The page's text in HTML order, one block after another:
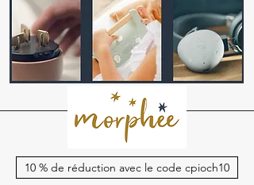
10 % de réduction avec le code cpioch10